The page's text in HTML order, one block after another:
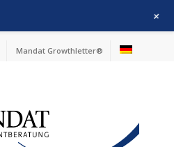
Mandat Growthletter®
+